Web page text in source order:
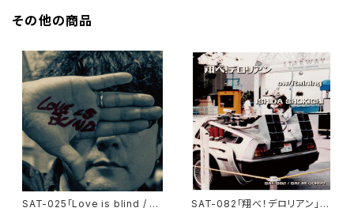
その他の商品
SAT-025「Love is blind / Fo SAT-082「翔べ！デロリアン」石